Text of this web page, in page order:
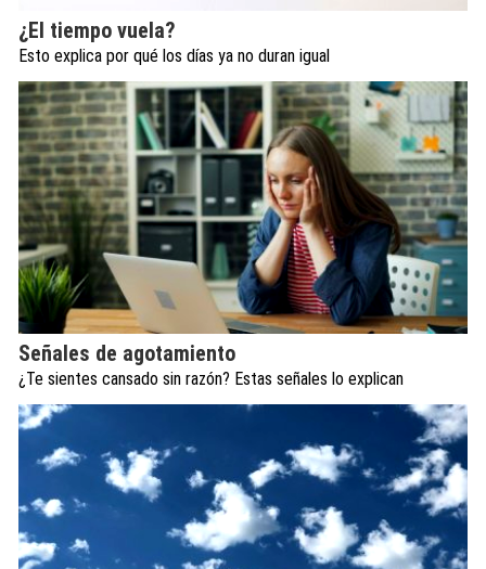
¿El tiempo vuela?
Esto explica por qué los días ya no duran igual
Señales de agotamiento
¿Te sientes cansado sin razón? Estas señales lo explican